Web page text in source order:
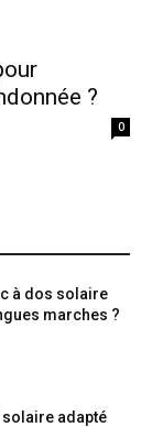
?
0
à dos solaire
marches ?
adapté